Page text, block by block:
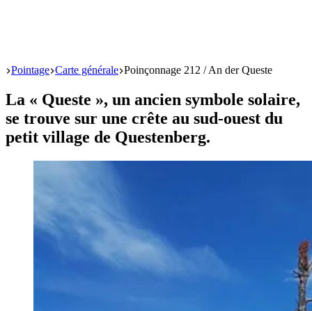
Start
Pointage Carte générale Poinçonnage 212 / An der Queste
La « Queste », un ancien symbole solaire,
se trouve sur une crête au sud-ouest du
petit village de Questenberg.